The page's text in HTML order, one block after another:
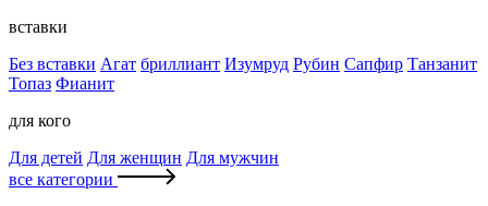
вставки
Без вставки Агат бриллиант Изумруд Рубин Сапфир Танзанит
Топаз Фианит
для кого
Для детей Для женщин Для мужчин
все категории